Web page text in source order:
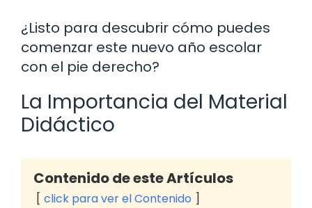
¿Listo para descubrir cómo puedes
comenzar este nuevo año escolar
con el pie derecho?
La Importancia del Material
Didáctico
Contenido de este Artículos
click para ver el Contenido